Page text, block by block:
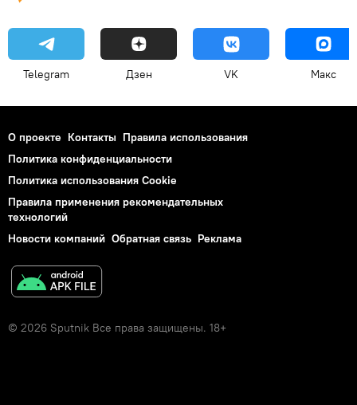
Telegram Дзен VK Макс
О проекте Контакты Правила использования
Политика конфиденциальности
Политика использования Cookie
Правила применения рекомендательных
технологий
Новости компаний Обратная связь Реклама
© 2026 Sputnik Все права защищены. 18+